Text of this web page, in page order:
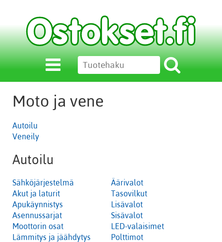
Moto ja vene
Autoilu
Veneily
Autoilu
Sähköjärjestelmä
Akut ja laturit
Apukäynnistys
Asennussarjat
Moottorin osat
Lämmitys ja jäähdytys
Äärivalot
Tasovilkut
Lisävalot
Sisävalot
LED-valaisimet
Polttimot